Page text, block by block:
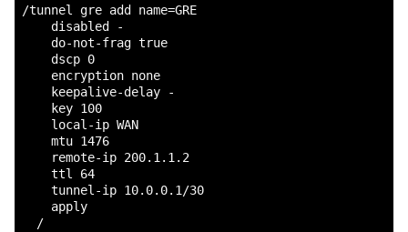
/tunnel gre add name=GRE
    disabled -
    do-not-frag true
    dscp 0
    encryption none
    keepalive-delay -
    key 100
    local-ip WAN
    mtu 1476
    remote-ip 200.1.1.2
    ttl 64
    tunnel-ip 10.0.0.1/30
    apply
  /